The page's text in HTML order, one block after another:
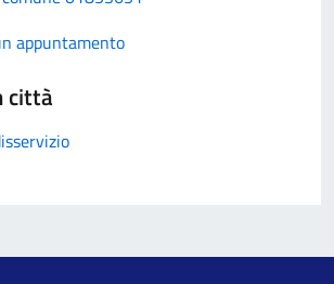
appuntamento
città